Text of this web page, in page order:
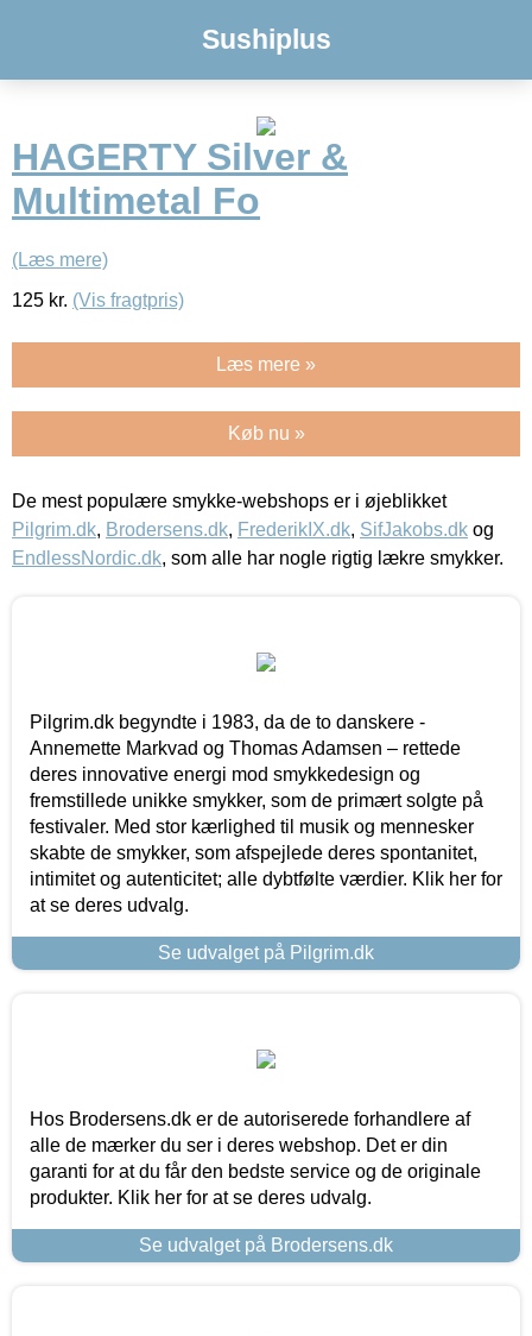
Sushiplus
HAGERTY Silver &
Multimetal Fo
(Læs mere)
125 kr. (Vis fragtpris)
Læs mere »
Køb nu »
De mest populære smykke-webshops er i øjeblikket
Pilgrim.dk, Brodersens.dk, FrederikIX.dk, SifJakobs.dk og
EndlessNordic.dk, som alle har nogle rigtig lækre smykker.
Pilgrim.dk begyndte i 1983, da de to danskere -
Annemette Markvad og Thomas Adamsen – rettede
deres innovative energi mod smykkedesign og
fremstillede unikke smykker, som de primært solgte på
festivaler. Med stor kærlighed til musik og mennesker
skabte de smykker, som afspejlede deres spontanitet,
intimitet og autenticitet; alle dybtfølte værdier. Klik her for
at se deres udvalg.
Se udvalget på Pilgrim.dk
Hos Brodersens.dk er de autoriserede forhandlere af
alle de mærker du ser i deres webshop. Det er din
garanti for at du får den bedste service og de originale
produkter. Klik her for at se deres udvalg.
Se udvalget på Brodersens.dk